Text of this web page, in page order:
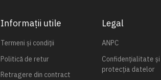
Informații utile
Termeni și condiții
Politică de retur
Retragere din contract
Legal
ANPC
Confidențialitate și
protecția datelor